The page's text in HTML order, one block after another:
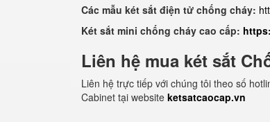
Các mẫu két sắt điện tử chống cháy:
Két sắt mini chống cháy cao cấp:
Liên hệ mua két sắt
Liên hệ trực tiếp với chúng tôi theo số
Cabinet tại website ketsatcaocap.vn